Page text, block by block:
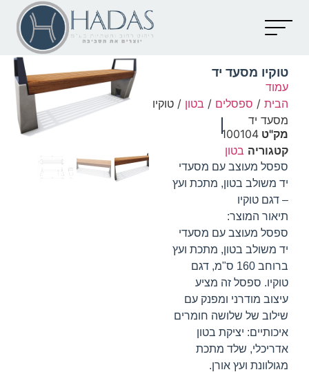
טוקיו מסעד יד
עמוד
הבית / ספסלים / בטון / טוקיו
מסעד יד
מק"ט 100104
קטגוריה בטון
ספסל מעוצב עם מסעדי
יד משולב בטון, מתכת ועץ
– דגם טוקיו
תיאור המוצר:
ספסל מעוצב עם מסעדי
יד משולב בטון, מתכת ועץ
ברוחב 160 ס"מ, דגם
טוקיו. ספסל זה מציע
עיצוב מודרני ומפנק עם
שילוב של שלושה חומרים
איכותיים: יציקת בטון
אדריכלי, שלד מתכת
מגולוונת ועץ אורן.